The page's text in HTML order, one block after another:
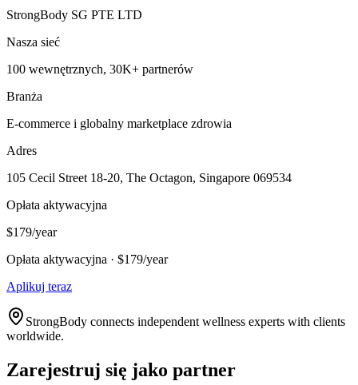
StrongBody SG PTE LTD
Nasza sieć
100 wewnętrznych, 30K+ partnerów
Branża
E-commerce i globalny marketplace zdrowia
Adres
105 Cecil Street 18-20, The Octagon, Singapore 069534
Opłata aktywacyjna
$179/year
Opłata aktywacyjna · $179/year
Aplikuj teraz
StrongBody connects independent wellness experts with clients
worldwide.
Zarejestruj się jako partner